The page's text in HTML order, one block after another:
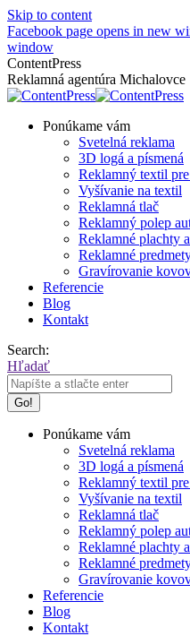
Skip to content
Facebook page opens in new
window
ContentPress
Reklamná agentúra Michalovce
Ponúkame vám
Svetelná reklama
3D logá a písmená
Reklamný textil
Vyšívanie na textil
Reklamná tlač
Reklamný polep
Reklamné plachty
Reklamné
Gravírovanie
Referencie
Blog
Kontakt
Search:
Hľadať
Ponúkame vám
Svetelná reklama
3D logá a písmená
Reklamný textil
Vyšívanie na textil
Reklamná tlač
Reklamný polep
Reklamné plachty
Reklamné
Gravírovanie
Referencie
Blog
Kontakt